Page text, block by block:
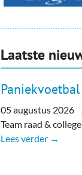
Laatste
05 augustus 2026
Team raad &
Lees verder →